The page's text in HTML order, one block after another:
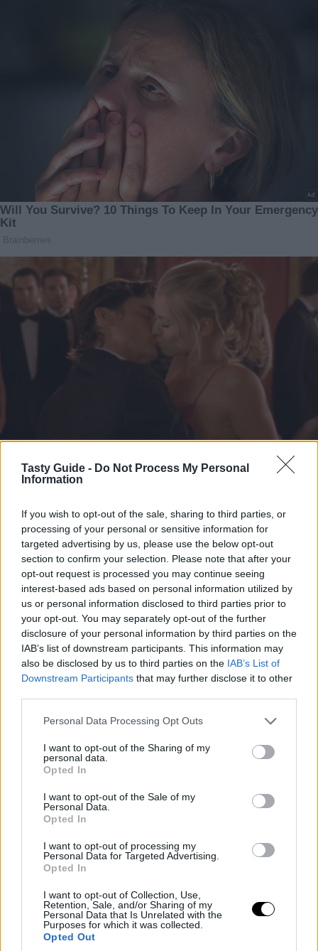
Tasty Guide - Do Not Process My Personal
Information
If you wish to opt-out of the sale, sharing to third parties, or
processing of your personal or sensitive information for
targeted advertising by us, please use the below opt-out
section to confirm your selection. Please note that after your
opt-out request is processed you may continue seeing
interest-based ads based on personal information utilized by
us or personal information disclosed to third parties prior to
your opt-out. You may separately opt-out of the further
disclosure of your personal information by third parties on the
IAB’s list of downstream participants. This information may
also be disclosed by us to third parties on the IAB’s List of
Downstream Participants that may further disclose it to other
Please note that this website/app uses one or more Google
not limited to your visit or usage behaviour. You may click to
grant or deny consent to Google and its third-party tags to
use your data for below specified purposes in below Google
consent section.
Personal Data Processing Opt Outs
I want to opt-out of the Sharing of my
personal data.
Opted In
I want to opt-out of the Sale of my
Personal Data.
Opted In
I want to opt-out of processing my
Personal Data for Targeted Advertising.
Opted In
I want to opt-out of Collection, Use,
Retention, Sale, and/or Sharing of my
Personal Data that Is Unrelated with the
Purposes for which it was collected.
Opted Out